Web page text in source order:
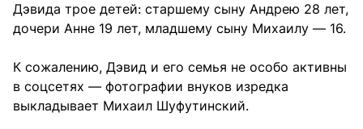
Дэвида трое детей: старшему сыну Андрею 28 лет,
дочери Анне 19 лет, младшему сыну Михаилу — 16.
К сожалению, Дэвид и его семья не особо активны
в соцсетях — фотографии внуков изредка
выкладывает Михаил Шуфутинский.